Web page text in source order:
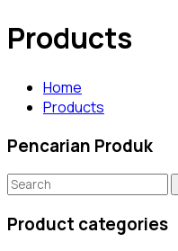
Products
Home
Products
Pencarian Produk
Search
Product categories